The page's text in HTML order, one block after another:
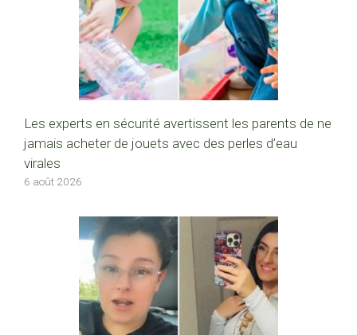
Les experts en sécurité avertissent les parents de ne
jamais acheter de jouets avec des perles d’eau
virales
6 août 2026